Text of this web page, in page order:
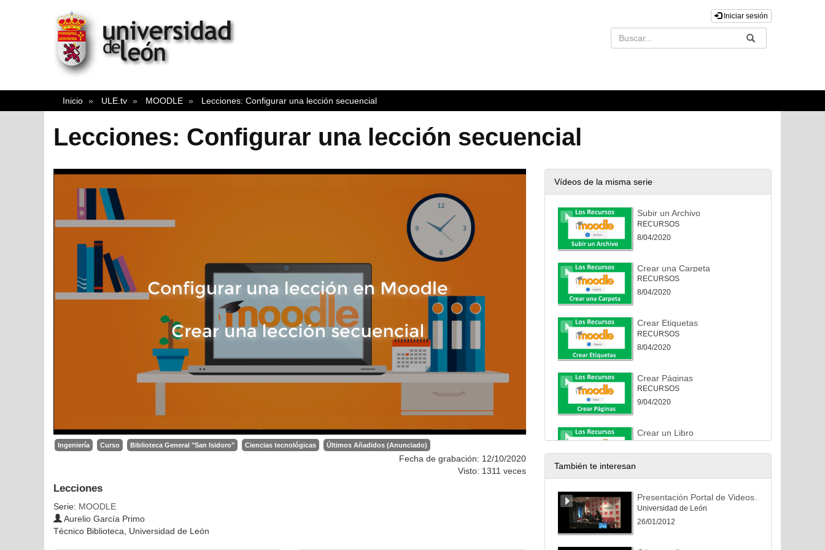
Iniciar sesión
Buscar Enviar
Inicio ULE.tv MOODLE Lecciones: Configurar una lección secuencial
Lecciones: Configurar una lección secuencial
Ingeniería Curso Biblioteca General "San Isidoro" Ciencias tecnológicas Últimos Añadidos (Anunciado)
Fecha de grabación: 12/10/2020
Visto: 1311 veces
Lecciones
Serie: MOODLE
Aurelio García Primo
Técnico Biblioteca, Universidad de León
Vídeos de la misma serie
Subir un Archivo
RECURSOS
8/04/2020
Crear una Carpeta
RECURSOS
8/04/2020
Crear Etiquetas
RECURSOS
8/04/2020
Crear Páginas
RECURSOS
9/04/2020
Crear un Libro
RECURSOS
9/04/2020
También te interesan
Universidad de León
26/01/2012